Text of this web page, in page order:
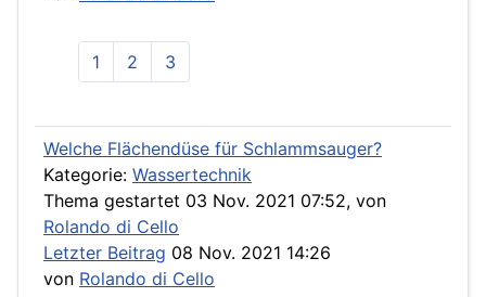
1 2 3
Welche Flächendüse für Schlammsauger?
Kategorie: Wassertechnik
Thema gestartet 03 Nov. 2021 07:52, von
Rolando di Cello
Letzter Beitrag 08 Nov. 2021 14:26
von Rolando di Cello